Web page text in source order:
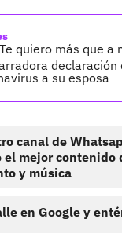
quiero más que a
declaración
a su esposa
canal de
el mejor contenido
y música
en Google y